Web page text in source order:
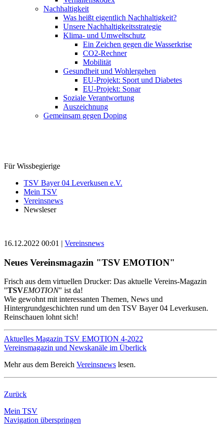
Nachhaltigkeit
Was heißt eigentlich Nachhaltigkeit?
Unsere Nachhaltigkeitsstrategie
Klima- und Umweltschutz
Ein Zeichen gegen die Wasserkrise
CO2-Rechner
Mobilität
Gesundheit und Wohlergehen
EU-Projekt: Sport und Diabetes
EU-Projekt: Sonar
Soziale Verantwortung
Auszeichnung
Gemeinsam gegen Doping
Für Wissbegierige
TSV Bayer 04 Leverkusen e.V.
Mein TSV
Vereinsnews
Newsleser
16.12.2022 00:01 | Vereinsnews
Neues Vereinsmagazin "TSV EMOTION"
Frisch aus dem virtuellen Drucker: Das aktuelle Vereins-Magazin
"TSVEMOTION" ist da!
Wie gewohnt mit interessanten Themen, News und
Hintergrundgeschichten rund um den TSV Bayer 04 Leverkusen.
Reinschauen lohnt sich!
Aktuelles Magazin TSV EMOTION 4-2022
Vereinsmagazin und Newskanäle im Überlick
Mehr aus dem Bereich Vereinsnews lesen.
Zurück
Mein TSV
Navigation überspringen